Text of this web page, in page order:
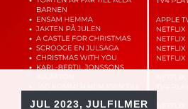
JUL 2023,JULFILMER